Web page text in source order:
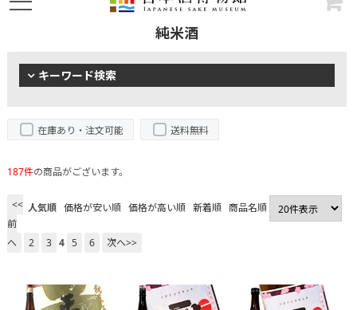
純米酒
キーワード検索
在庫あり・注文可能 送料無料
187件の商品がございます。
人気順 価格が安い順 価格が高い順 新着順 商品名順
<<
前
へ
2 3 4 5 6 次へ>>